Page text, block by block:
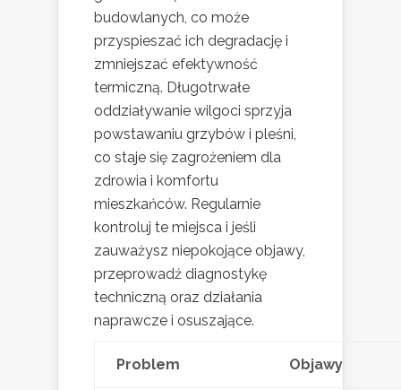
budowlanych, co może
przyspieszać ich degradację i
zmniejszać efektywność
termiczną. Długotrwałe
oddziaływanie wilgoci sprzyja
powstawaniu grzybów i pleśni,
co staje się zagrożeniem dla
zdrowia i komfortu
mieszkańców. Regularnie
kontroluj te miejsca i jeśli
zauważysz niepokojące objawy,
przeprowadź diagnostykę
techniczną oraz działania
naprawcze i osuszające.
Problem Objawy